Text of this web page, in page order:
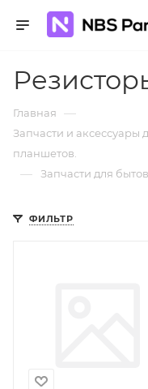
Главная —
Запчасти и аксессуары
планшетов.
— Запчасти для
ФИЛЬТР